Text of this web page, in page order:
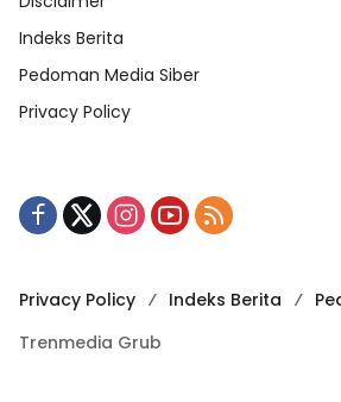
Indeks Berita
Pedoman Media Siber
Privacy Policy
Privacy Policy Indeks Berita
Trenmedia Grub